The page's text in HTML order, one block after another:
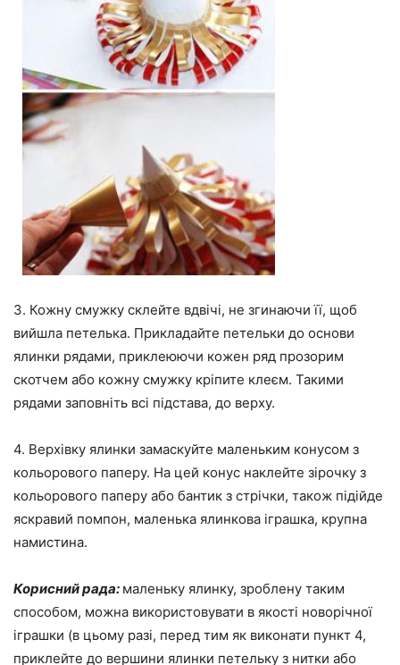
3. Кожну смужку склейте вдвічі, не згинаючи її, щоб
вийшла петелька. Прикладайте петельки до основи
ялинки рядами, приклеюючи кожен ряд прозорим
скотчем або кожну смужку кріпите клеєм. Такими
рядами заповніть всі підстава, до верху.
4. Верхівку ялинки замаскуйте маленьким конусом з
кольорового паперу. На цей конус наклейте зірочку з
кольорового паперу або бантик з стрічки, також підійде
яскравий помпон, маленька ялинкова іграшка, крупна
намистина.
Корисний рада: маленьку ялинку, зроблену таким
способом, можна використовувати в якості новорічної
іграшки (в цьому разі, перед тим як виконати пункт 4,
приклейте до вершини ялинки петельку з нитки або